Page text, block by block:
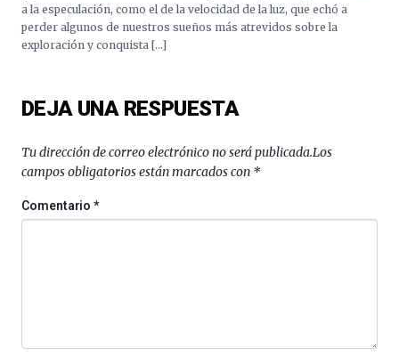
a la especulación, como el de la velocidad de la luz, que echó a
perder algunos de nuestros sueños más atrevidos sobre la
exploración y conquista […]
DEJA UNA RESPUESTA
Tu dirección de correo electrónico no será publicada.Los
campos obligatorios están marcados con *
Comentario*